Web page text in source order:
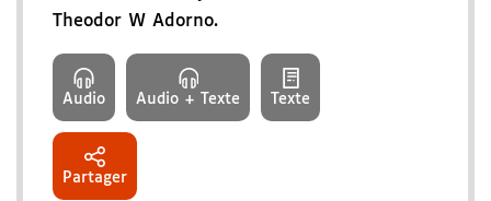
Theodor W Adorno.
Audio Audio + Texte Texte
Partager